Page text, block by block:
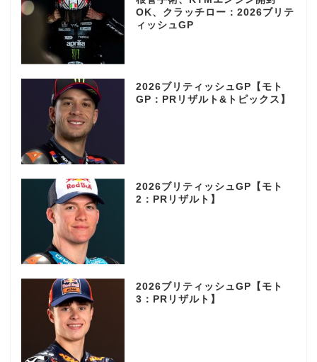
OK、クラッチロー：2026ブリテ
ィッシュGP
2026ブリティッシュGP【モト
GP：PRリザルト&トピックス】
2026ブリティッシュGP【モト
2：PRリザルト】
2026ブリティッシュGP【モト
3：PRリザルト】